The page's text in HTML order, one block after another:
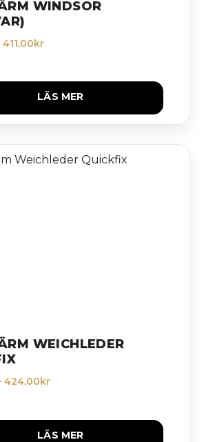
WINDSOR
411,00krPrisintervall:
411,00kr
LÄS MER
WEICHLEDER
424,00krPrisintervall:
424,00kr
LÄS MER